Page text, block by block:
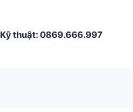
Kỹ thuật: 0869.666.997